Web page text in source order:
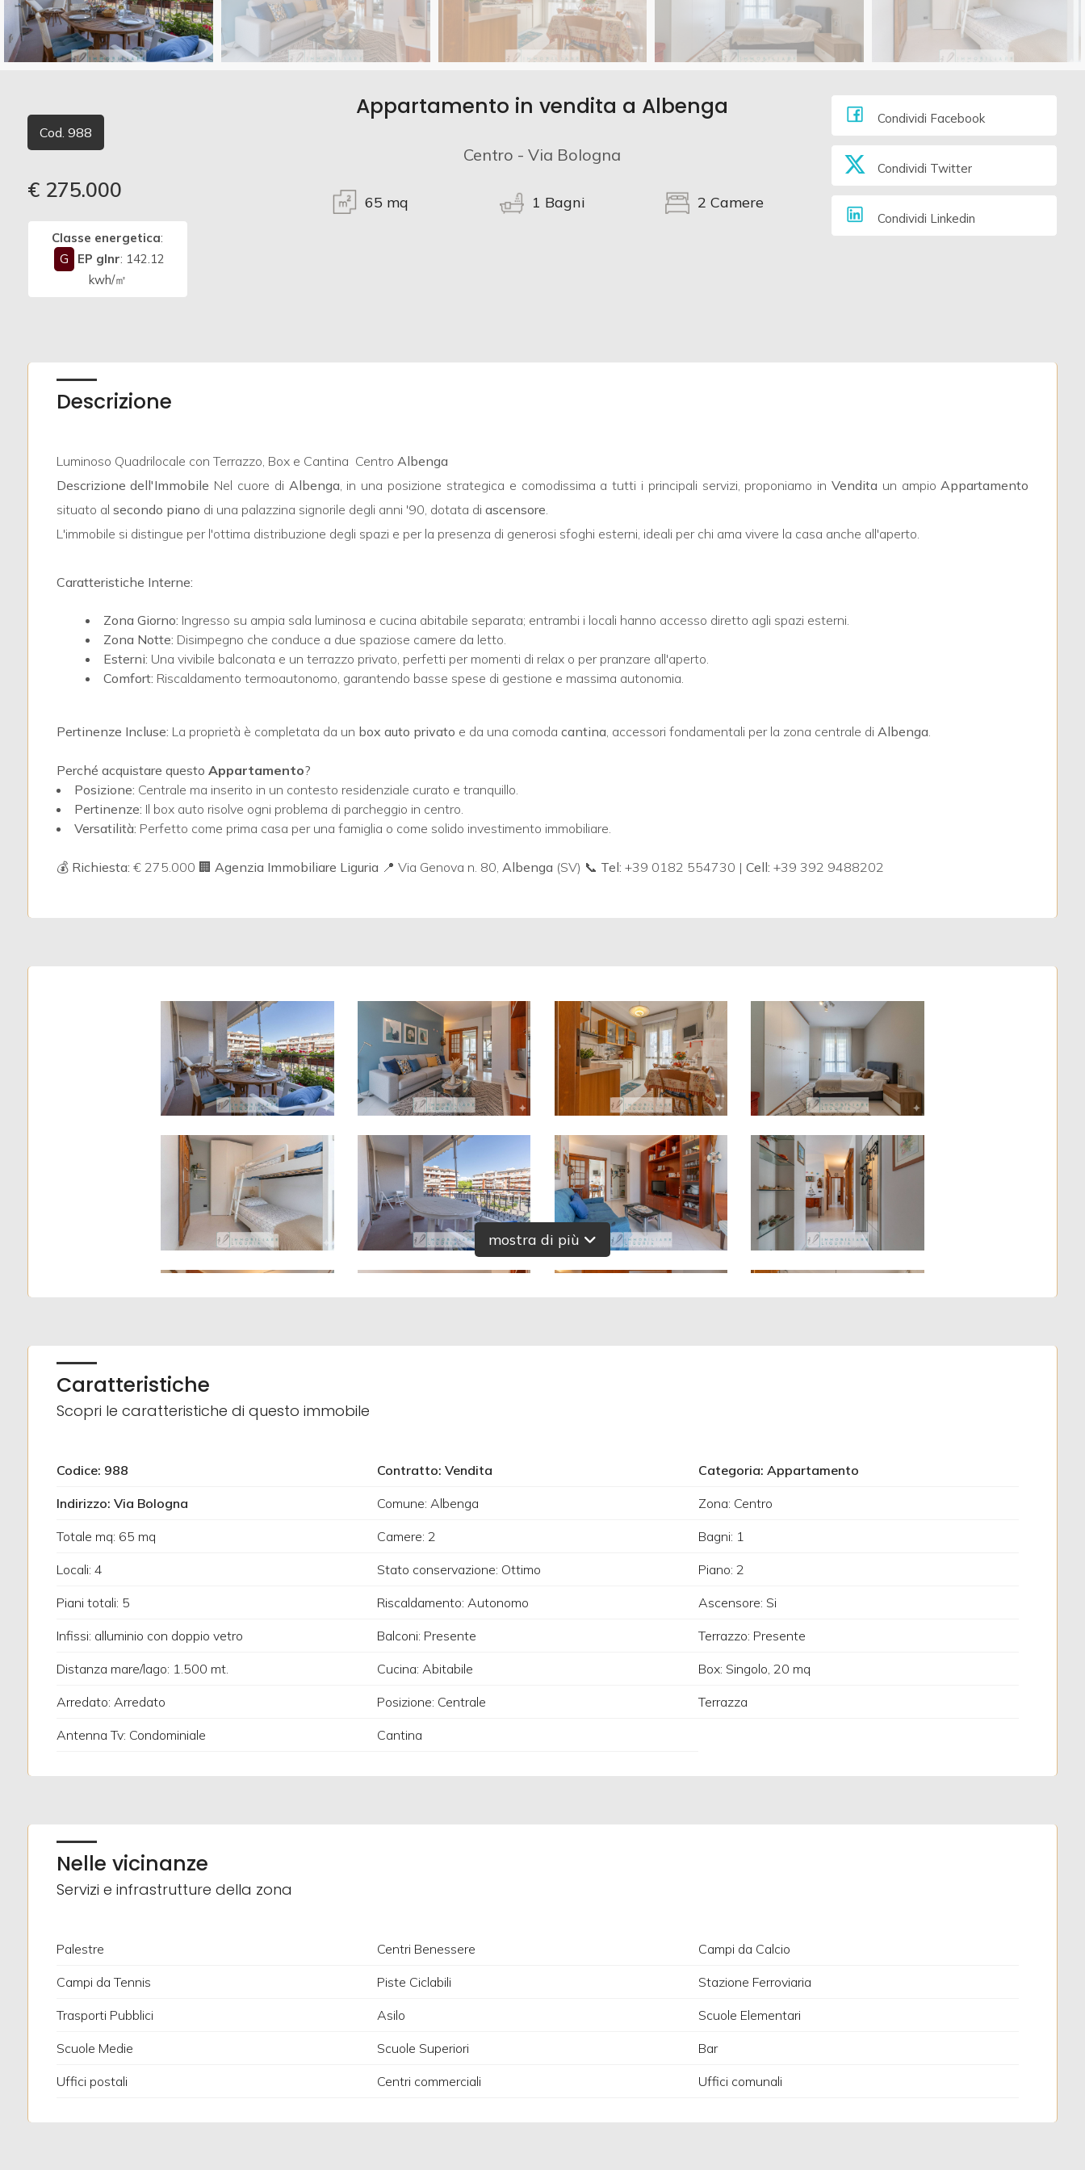
Vedi più foto
Cod. 988
€ 275.000
Classe energetica:
G
EP glnr: 142.12
kwh/㎡
Appartamento in vendita a Albenga
Centro - Via Bologna
65 mq 1 Bagni 2 Camere
Condividi Facebook
Condividi Twitter
Condividi Linkedin
Descrizione
Luminoso Quadrilocale con Terrazzo, Box e Cantina  Centro Albenga
Descrizione dell'Immobile Nel cuore di Albenga, in una posizione strategica e comodissima a tutti i principali servizi, proponiamo in Vendita un ampioAppartamento
situato al secondo piano di una palazzina signorile degli anni '90, dotata di ascensore.
L'immobile si distingue per l'ottima distribuzione degli spazi e per la presenza di generosi sfoghi esterni, ideali per chi ama vivere la casa anche all'aperto.
Caratteristiche Interne:
Zona Giorno: Ingresso su ampia sala luminosa e cucina abitabile separata; entrambi i locali hanno accesso diretto agli spazi esterni.
Zona Notte: Disimpegno che conduce a due spaziose camere da letto.
Esterni: Una vivibile balconata e un terrazzo privato, perfetti per momenti di relax o per pranzare all'aperto.
Comfort: Riscaldamento termoautonomo, garantendo basse spese di gestione e massima autonomia.
Pertinenze Incluse: La proprietà è completata da un box auto privato e da una comoda cantina, accessori fondamentali per la zona centrale di Albenga.
Perché acquistare questo Appartamento?
Posizione: Centrale ma inserito in un contesto residenziale curato e tranquillo.
Pertinenze: Il box auto risolve ogni problema di parcheggio in centro.
Versatilità: Perfetto come prima casa per una famiglia o come solido investimento immobiliare.
💰 Richiesta: € 275.000 🏢 Agenzia Immobiliare Liguria 📍 Via Genova n. 80, Albenga (SV) 📞 Tel: +39 0182 554730 | Cell: +39 392 9488202
mostra di più
Caratteristiche
Scopri le caratteristiche di questo immobile
Codice: 988 Contratto: Vendita Categoria: Appartamento
Indirizzo: Via Bologna Comune: Albenga Zona: Centro
Totale mq: 65 mq Camere: 2 Bagni: 1
Locali: 4 Stato conservazione: Ottimo Piano: 2
Piani totali: 5 Riscaldamento: Autonomo Ascensore: Si
Infissi: alluminio con doppio vetro Balconi: Presente Terrazzo: Presente
Distanza mare/lago: 1.500 mt. Cucina: Abitabile Box: Singolo, 20 mq
Arredato: Arredato Posizione: Centrale Terrazza
Antenna Tv: Condominiale Cantina
Nelle vicinanze
Servizi e infrastrutture della zona
Palestre Centri Benessere Campi da Calcio
Campi da Tennis Piste Ciclabili Stazione Ferroviaria
Trasporti Pubblici Asilo Scuole Elementari
Scuole Medie Scuole Superiori Bar
Uffici postali Centri commerciali Uffici comunali
Commerciali
Prezzo
minimi
Qualsiasi
Bagni
opzioni
Posto auto/Box
Balcone/Terrazzo
Arredato
Lusso